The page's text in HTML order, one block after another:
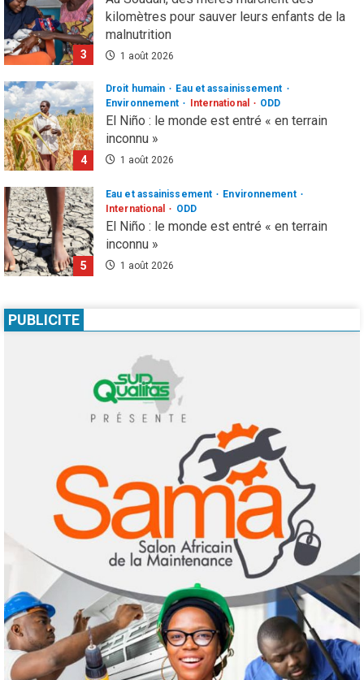
3
kilomètres pour sauver leurs enfants de la
malnutrition
1 août 2026
4
Droit humain
Eau et assainissement
Environnement
International ODD
El Niño : le monde est entré « en terrain
inconnu »
1 août 2026
5
Eau et assainissement
Environnement
International
ODD
El Niño : le monde est entré « en terrain
inconnu »
1 août 2026
condamnée à un an de prison pour incitation
à la haine contre les migrants Marocains
4 août 2026
2
Culture Education
Pour nourrir l’IA, les géants de la tech
achètent des millions de livres… avant de
3 août 2026
3
Agenda 2063
Au Soudan, des mères marchent des
kilomètres pour sauver leurs enfants de la
malnutrition
Droit humain
Eau et assainissement
Environnement
International ODD
El Niño : le monde est entré « en terrain
inconnu »
PUBLICITE